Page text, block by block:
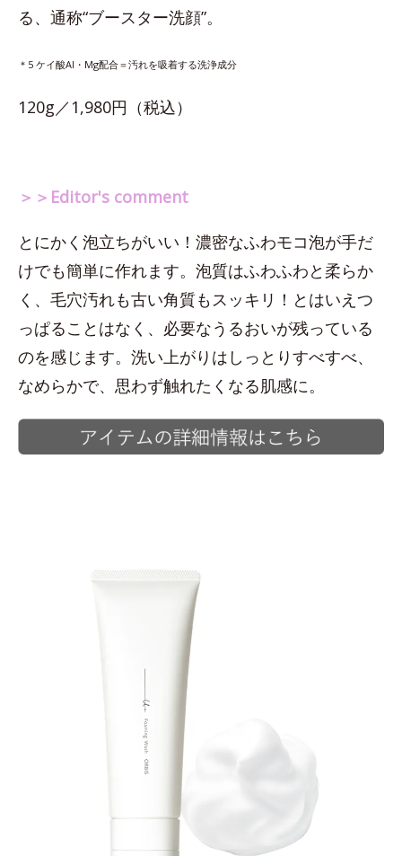
る、通称“ブースター洗顔”。
＊5 ケイ酸Al・Mg配合＝汚れを吸着する洗浄成分
120g／1,980円（税込）
＞＞Editor's comment
とにかく泡立ちがいい！濃密なふわモコ泡が手だ
けでも簡単に作れます。泡質はふわふわと柔らか
く、毛穴汚れも古い角質もスッキリ！とはいえつ
っぱることはなく、必要なうるおいが残っている
のを感じます。洗い上がりはしっとりすべすべ、
なめらかで、思わず触れたくなる肌感に。